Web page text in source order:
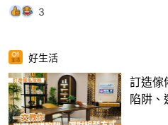
3
好生活
訂造傢
陷阱、